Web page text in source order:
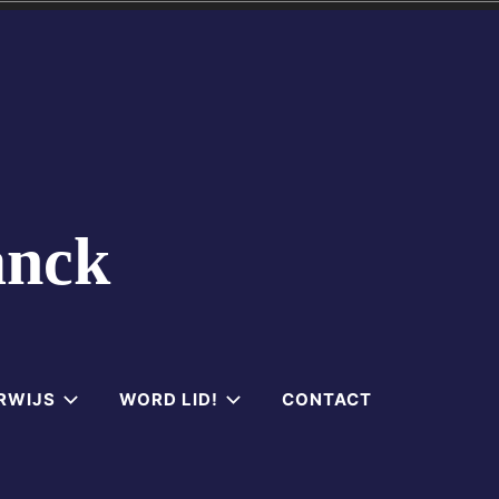
WORD LID! CONTACT